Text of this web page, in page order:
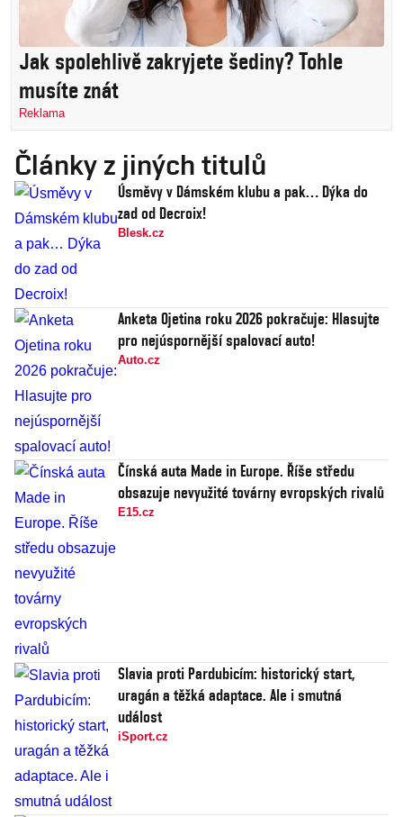
Jak spolehlivě zakryjete šediny? Tohle
musíte znát
Reklama
Články z jiných titulů
Úsměvy v Dámském klubu a pak… Dýka do
zad od Decroix!
Blesk.cz
Anketa Ojetina roku 2026 pokračuje: Hlasujte
pro nejúspornější spalovací auto!
Auto.cz
Čínská auta Made in Europe. Říše středu
obsazuje nevyužité továrny evropských rivalů
E15.cz
Slavia proti Pardubicím: historický start,
uragán a těžká adaptace. Ale i smutná
událost
iSport.cz